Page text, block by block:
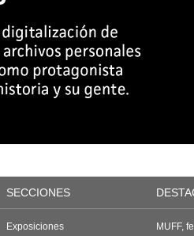
SECCIONES
Exposiciones
MUFF,